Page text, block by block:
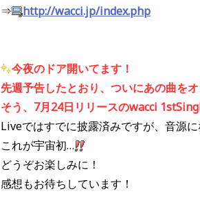
⇒
http://wacci.jp/index.php
今夜のドア開いてます！
先週予告したとおり、ついにあの曲を
そう、7月24日リリースのwacci
Liveではすでに披露済みですが、音源
これが宇宙初…
どうぞお楽しみに！
感想もお待ちしています！